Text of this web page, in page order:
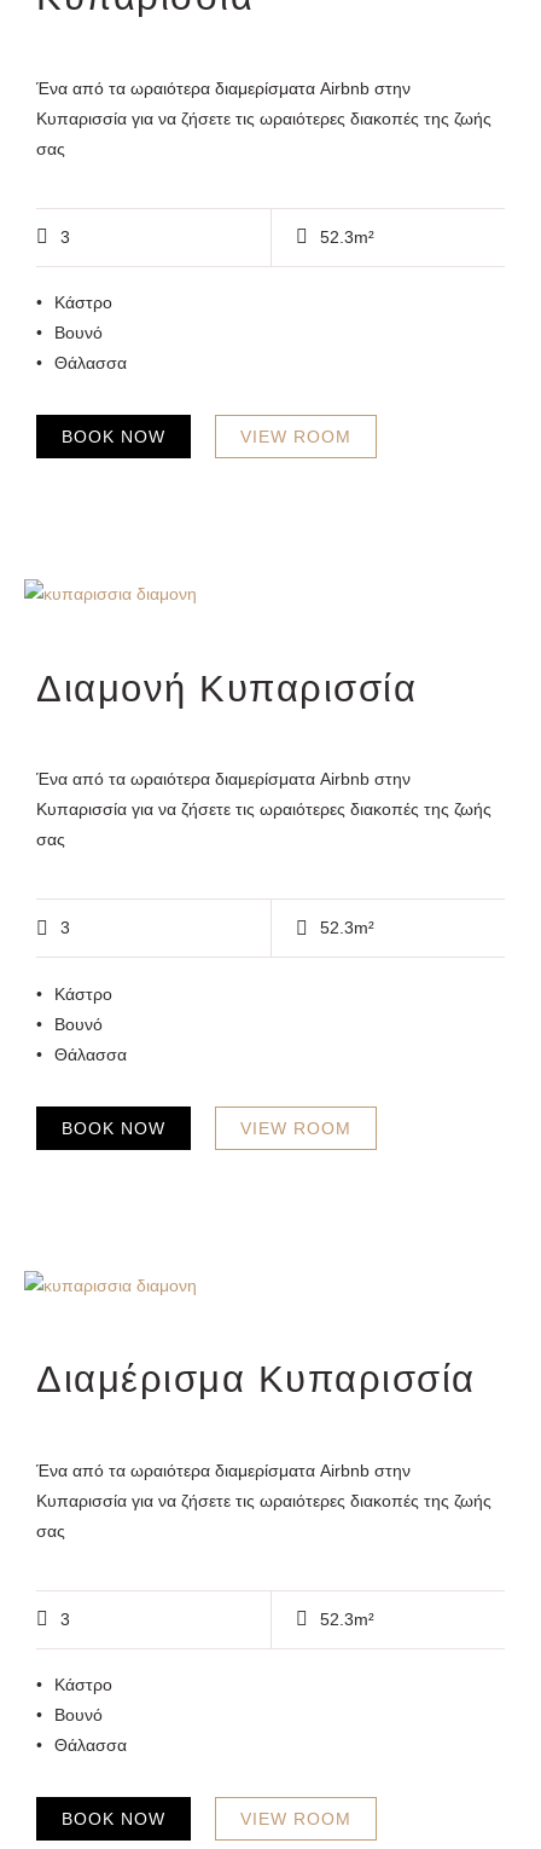
Ένα από τα ωραιότερα διαμερίσματα Airbnb στην
Κυπαρισσία για να ζήσετε τις ωραιότερες διακοπές της ζωής
σας
3 52.3m²
Κάστρο
Βουνό
Θάλασσα
VIEW ROOM
BOOK NOW
Διαμονή Κυπαρισσία
Ένα από τα ωραιότερα διαμερίσματα Airbnb στην
Κυπαρισσία για να ζήσετε τις ωραιότερες διακοπές της ζωής
σας
3 52.3m²
Κάστρο
Βουνό
Θάλασσα
VIEW ROOM
BOOK NOW
Διαμέρισμα Κυπαρισσία
Ένα από τα ωραιότερα διαμερίσματα Airbnb στην
Κυπαρισσία για να ζήσετε τις ωραιότερες διακοπές της ζωής
σας
3 52.3m²
Κάστρο
Βουνό
Θάλασσα
VIEW ROOM
BOOK NOW